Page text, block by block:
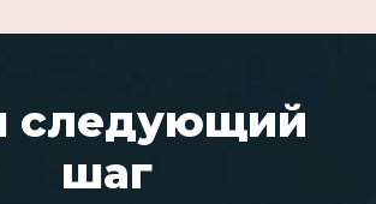
следующий
шаг